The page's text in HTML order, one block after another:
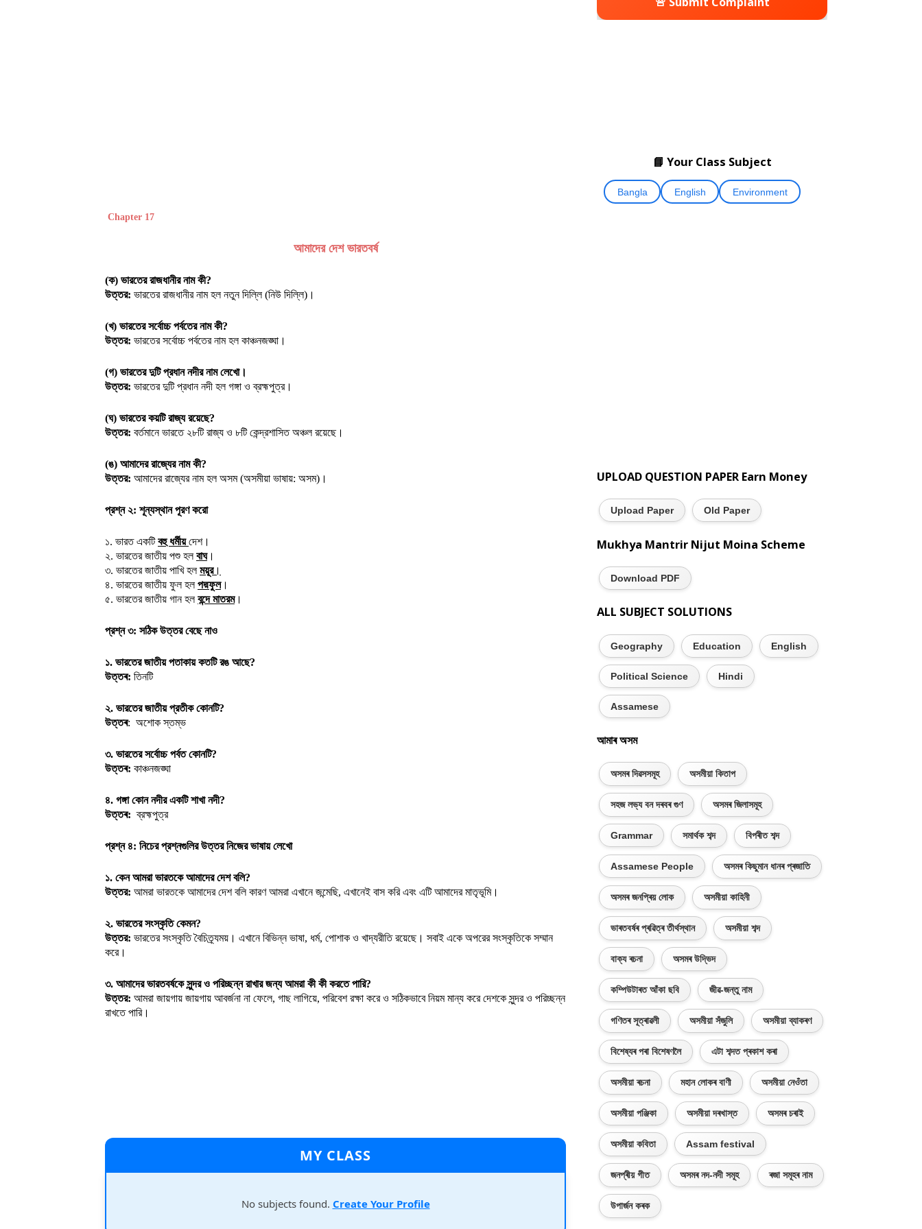
Chapter 17
আমাদের দেশ ভারতবর্ষ
(ক) ভারতের রাজধানীর নাম কী?
উত্তর: ভারতের রাজধানীর নাম হল নতুন দিল্লি (নিউ দিল্লি)।
(খ) ভারতের সর্বোচ্চ পর্বতের নাম কী?
উত্তর: ভারতের সর্বোচ্চ পর্বতের নাম হল কাঞ্চনজঙ্ঘা।
(গ) ভারতের দুটি প্রধান নদীর নাম লেখো।
উত্তর: ভারতের দুটি প্রধান নদী হল গঙ্গা ও ব্রহ্মপুত্র।
(ঘ) ভারতের কয়টি রাজ্য রয়েছে?
উত্তর: বর্তমানে ভারতে ২৮টি রাজ্য ও ৮টি কেন্দ্রশাসিত অঞ্চল রয়েছে।
(ঙ) আমাদের রাজ্যের নাম কী?
উত্তর: আমাদের রাজ্যের নাম হল অসম (অসমীয়া ভাষায়: অসম)।
প্রশ্ন ২: শূন্যস্থান পূরণ করো
১. ভারত একটিবহু ধর্মীয় দেশ।
২. ভারতের জাতীয় পশু হলবাঘ।
৩. ভারতের জাতীয় পাখি হলময়ূর।
৪. ভারতের জাতীয় ফুল হলপদ্মফুল।
৫. ভারতের জাতীয় গান হলবন্দে মাতরম।
প্রশ্ন ৩: সঠিক উত্তর বেছে নাও
১. ভারতের জাতীয় পতাকায় কতটি রঙ আছে?
উত্তৰ: তিনটি
২. ভারতের জাতীয় প্রতীক কোনটি?
উত্তৰ: অশোক স্তম্ভ
৩. ভারতের সর্বোচ্চ পর্বত কোনটি?
উত্তৰ: কাঞ্চনজঙ্ঘা
৪. গঙ্গা কোন নদীর একটি শাখা নদী?
উত্তৰ:ব্রহ্মপুত্র
প্রশ্ন ৪: নিচের প্রশ্নগুলির উত্তর নিজের ভাষায় লেখো
১. কেন আমরা ভারতকে আমাদের দেশ বলি?
উত্তর: আমরা ভারতকে আমাদের দেশ বলি কারণ আমরা এখানে জন্মেছি, এখানেই বাস করি এবং এটি আমাদের মাতৃভূমি।
২. ভারতের সংস্কৃতি কেমন?
উত্তর: ভারতের সংস্কৃতি বৈচিত্র্যময়। এখানে বিভিন্ন ভাষা, ধর্ম, পোশাক ও খাদ্যরীতি রয়েছে। সবাই একে অপরের সংস্কৃতিকে সম্মান
করে।
৩. আমাদের ভারতবর্ষকে সুন্দর ও পরিচ্ছন্ন রাখার জন্য আমরা কী কী করতে পারি?
উত্তর: আমরা জায়গায় জায়গায় আবর্জনা না ফেলে, গাছ লাগিয়ে, পরিবেশ রক্ষা করে ও সঠিকভাবে নিয়ম মান্য করে দেশকে সুন্দর ও পরিচ্ছন্ন
রাখতে পারি।
MY CLASS
No subjects found. Create Your Profile
📘 Your Class Subject
Bangla English Environment
UPLOAD QUESTION PAPER Earn Money
Upload Paper Old Paper
Mukhya Mantrir Nijut Moina Scheme
Download PDF
ALL SUBJECT SOLUTIONS
Geography Education English
Political Science Hindi
Assamese
আমাৰ অসম
অসমৰ দিৱসসমূহ অসমীয়া কিতাপ
সহজ লভ্য বন দৰবৰ গুণ অসমৰ জিলাসমূহ
Grammar সমাৰ্থক শব্দ বিপৰীত শব্দ
Assamese People অসমৰ কিছুমান ধানৰ প্ৰজাতি
অসমৰ জনপ্ৰিয় লোক অসমীয়া কাহিনী
ভাৰতবৰ্ষৰ প্ৰৱিত্ৰ তীৰ্থস্থান অসমীয়া শব্দ
বাক্য ৰচনা অসমৰ উদ্ভিদ
কম্পিউটাৰত আঁকা ছবি জীৱ-জন্তু নাম
গণিতৰ সূত্ৰাৱলী অসমীয়া সঁজুলি অসমীয়া ব্যাকৰণ
বিশেষ্যৰ পৰা বিশেষণলৈ এটা শব্দত প্ৰকাশ কৰা
অসমীয়া ৰচনা মহান লোকৰ বাণী অসমীয়া নেওঁতা
অসমীয়া পঞ্জিকা অসমীয়া দৰখাস্ত অসমৰ চৰাই
অসমীয়া কবিতা Assam festival
জনপ্ৰীয় গীত অসমৰ নদ-নদী সমূহ ৰজা সমূহৰ নাম
উপাৰ্জন কৰক